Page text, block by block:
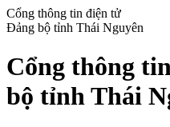
Cổng thông tin điện tử
Đảng bộ tỉnh Thái Nguyên
Cổng thông
bộ tỉnh Thái